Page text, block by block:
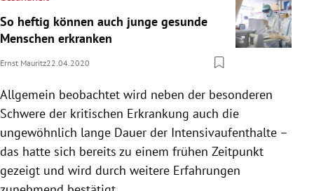
So heftig können auch junge gesunde
Menschen erkranken
Ernst Mauritz22.04.2020
Allgemein beobachtet wird neben der besonderen
Schwere der kritischen Erkrankung auch die
ungewöhnlich lange Dauer der Intensivaufenthalte –
das hatte sich bereits zu einem frühen Zeitpunkt
gezeigt und wird durch weitere Erfahrungen